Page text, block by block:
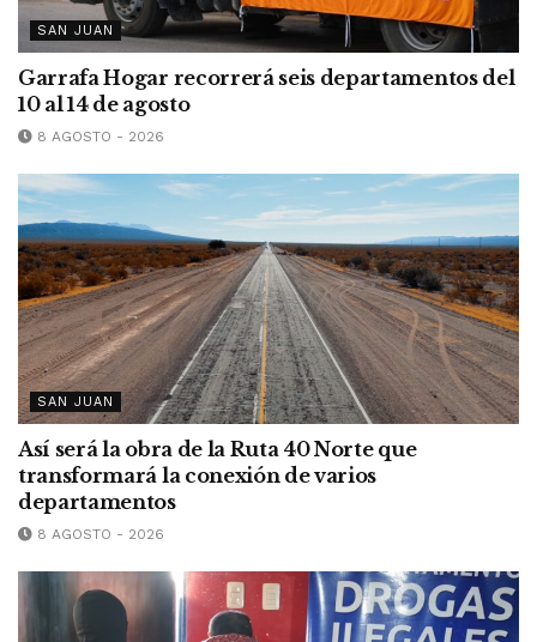
SAN JUAN
Garrafa Hogar recorrerá seis departamentos del
10 al 14 de agosto
8 AGOSTO - 2026
SAN JUAN
Así será la obra de la Ruta 40 Norte que
transformará la conexión de varios
departamentos
8 AGOSTO - 2026